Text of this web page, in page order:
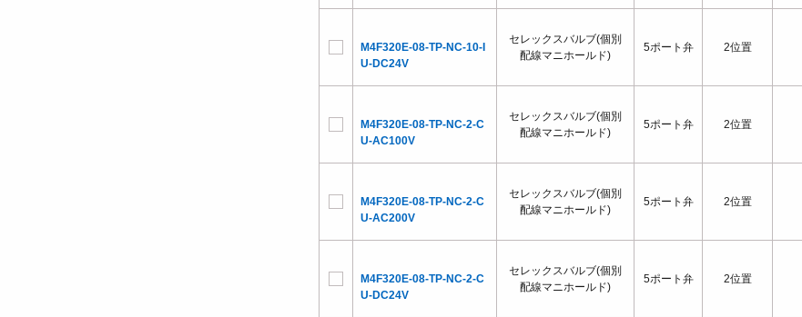
M4F320E-08-TP-NC-10-I
U-DC24V
M4F320E-08-TP-NC-2-C
U-AC100V
M4F320E-08-TP-NC-2-C
U-AC200V
M4F320E-08-TP-NC-2-C
U-DC24V
セレックスバルブ(個別
配線マニホールド)
5ポート弁 2位置
セレックスバルブ(個別
配線マニホールド)
5ポート弁 2位置
セレックスバルブ(個別
配線マニホールド)
5ポート弁 2位置
セレックスバルブ(個別
配線マニホールド)
5ポート弁 2位置